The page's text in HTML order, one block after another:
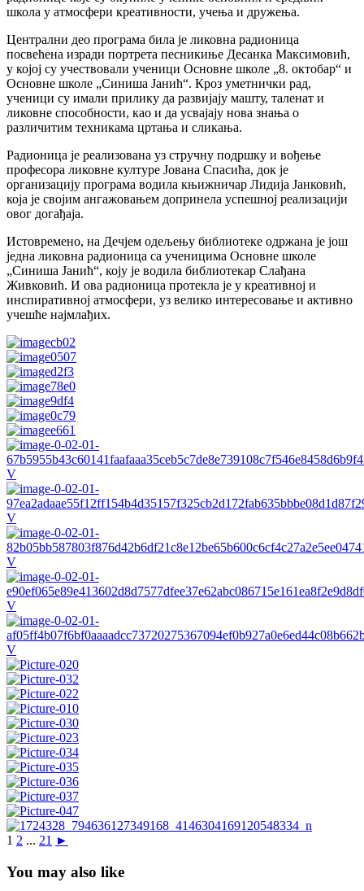
школа у атмосфери креативности, учења и дружења.
Централни део програма била је ликовна радионица
посвећена изради портрета песникиње Десанка Максимовић,
у којој су учествовали ученици Основне школе „8. октобар“ и
Основне школе „Синиша Јанић“. Кроз уметнички рад,
ученици су имали прилику да развијају машту, таленат и
ликовне способности, као и да усвајају нова знања о
различитим техникама цртања и сликања.
Радионица је реализована уз стручну подршку и вођење
професора ликовне културе Јована Спасића, док је
организацију програма водила књижничар Лидија Јанковић,
која је својим ангажовањем допринела успешној реализацији
овог догађаја.
Истовремено, на Дечјем одељењу библиотеке одржана је још
једна ликовна радионица са ученицима Основне школе
„Синиша Јанић“, коју је водила библиотекар Слађана
Живковић. И ова радионица протекла је у креативној и
инспиративној атмосфери, уз велико интересовање и активно
учешће најмлађих.
1 2 ... 21 ►
You may also like